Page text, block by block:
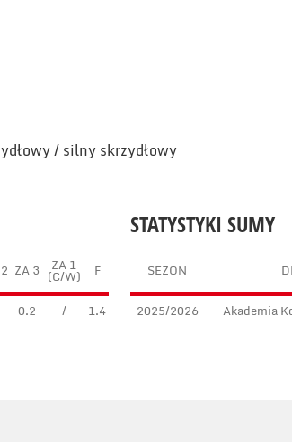
/ silny skrzydłowy
STATYSTYKI SUMY
SEZON
2025/2026 Akademia
ZA 3 ZA 1
(C/W) F
0.2 / 1.4